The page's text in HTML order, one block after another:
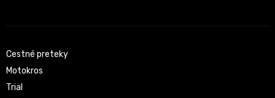
Cestné preteky
Motokros
Trial